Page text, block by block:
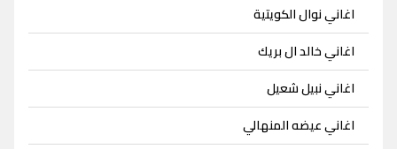
اغاني نوال الكويتية
اغاني خالد ال بريك
اغاني نبيل شعيل
اغاني عيضه المنهالي